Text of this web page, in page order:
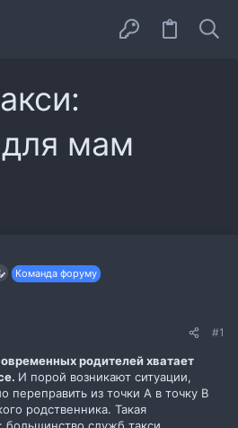
мам
Команда форуму
#1
родителей хватает
И порой возникают ситуации,
переправить из точки А в точку В
родственника. Такая
большинство служб такси